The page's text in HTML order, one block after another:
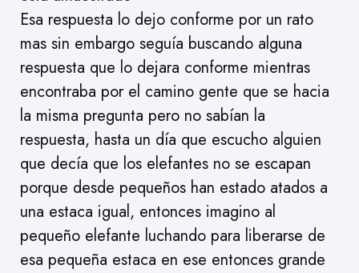
Esa respuesta lo dejo conforme por un rato
mas sin embargo seguía buscando alguna
respuesta que lo dejara conforme mientras
encontraba por el camino gente que se hacia
la misma pregunta pero no sabían la
respuesta, hasta un día que escucho alguien
que decía que los elefantes no se escapan
porque desde pequeños han estado atados a
una estaca igual, entonces imagino al
pequeño elefante luchando para liberarse de
esa pequeña estaca en ese entonces grande